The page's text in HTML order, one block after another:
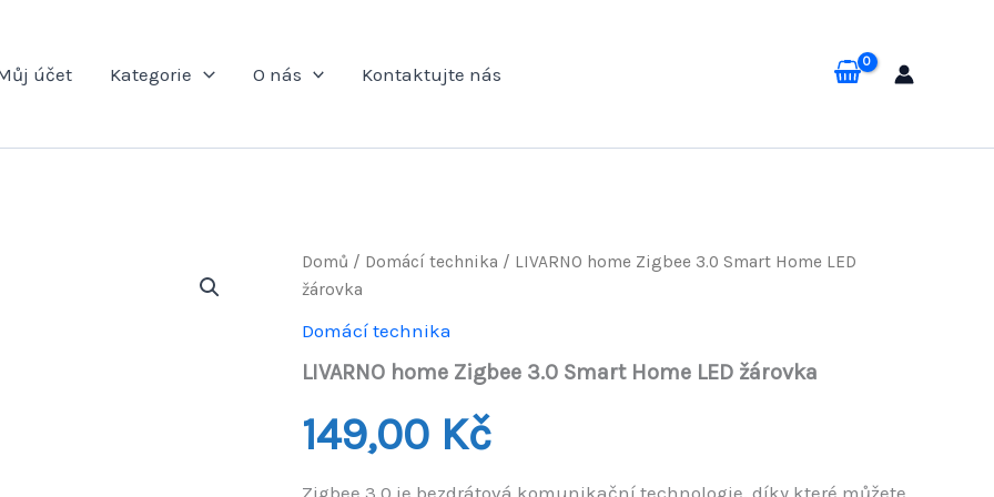
účet Kategorie O nás Kontaktujte nás
Domů / Domácí technika / LIVARNO home Zigbee 3.0 Smart Home LED
žárovka
Domácí technika
LIVARNO home Zigbee 3.0 Smart Home LED žárovka
149,00 Kč
Zigbee 3.0 je bezdrátová komunikační technologie, díky které můžete